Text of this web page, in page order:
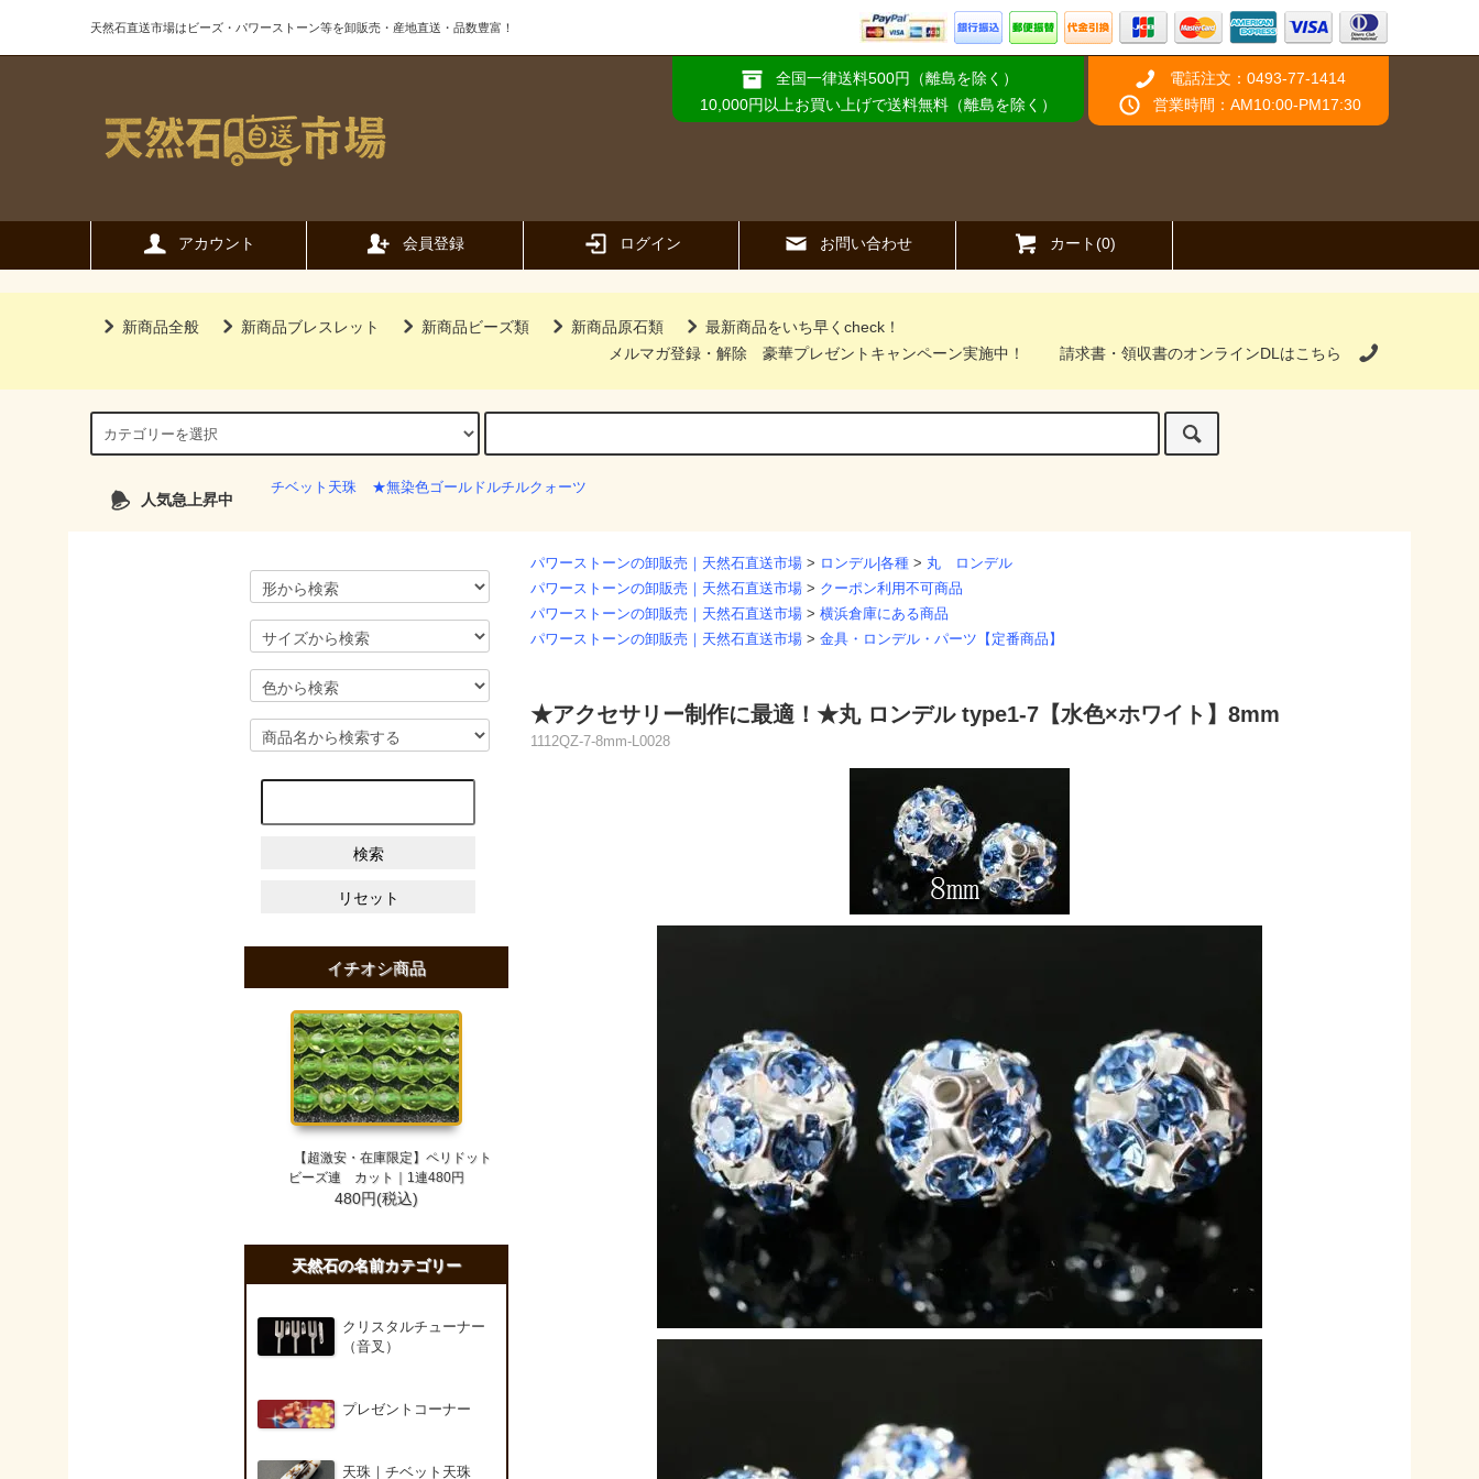
天然石直送市場はビーズ・パワーストーン等を卸販売・産地直送・品数豊富！
全国一律送料500円（離島を除く）
10,000円以上お買い上げで送料無料（離島を除く）
電話注文：0493-77-1414
営業時間：AM10:00-PM17:30
アカウント 会員登録 ログイン お問い合わせ カート(0)
新商品全般 新商品ブレスレット 新商品ビーズ類 新商品原石類
最新商品をいち早くcheck！
メルマガ登録・解除
豪華プレゼントキャンペーン実施中！ 請求書・領収書のオンラインDLはこちら
人気急上昇中
チベット天珠 ★無染色ゴールドルチルクォーツ
パワーストーンの卸販売｜天然石直送市場 > ロンデル|各種 > 丸 ロンデル
パワーストーンの卸販売｜天然石直送市場 > クーポン利用不可商品
パワーストーンの卸販売｜天然石直送市場 > 横浜倉庫にある商品
パワーストーンの卸販売｜天然石直送市場 > 金具・ロンデル・パーツ【定番商品】
★アクセサリー制作に最適！★丸 ロンデル type1-7【水色×ホワイト】8mm
1112QZ-7-8mm-L0028
イチオシ商品
【超激安・在庫限定】ペリドット
ビーズ連 カット｜1連480円
480円(税込)
天然石の名前カテゴリー
クリスタルチューナー
（音叉）
プレゼントコーナー
天珠｜チベット天珠